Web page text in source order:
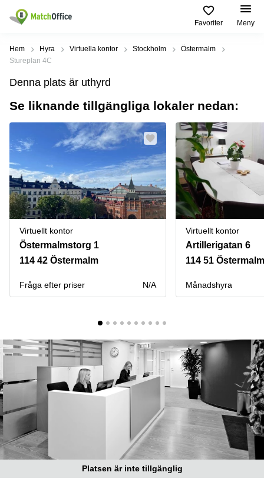
Favoriter Meny
Hyra / hyra ut
Kategorier
Kontor
Kontorshotell
Coworking
space
Lagerlokaler
Industrilokaler
Butikslokaler
Verkstad
Mötesrum
kontor
Populära
Städer
Stockholm
Malmö
Uppsala
Norrköping
Östermalm
Skåne
Vasastan
Populära
sökningar
Kontorshotell
Stockholm
Hyra lokal
Stockholm
Kontorshotell
Göteborg
Coworking
Stockholm
Kontorshotell
Malmö
Coworking
Kontor
Huddinge
Lediga
lokaler
Hisingen
lokaler
Hägersten
Hjälp
Om oss
Bli hyresvärd
Pris
Logga in
Hem Hyra Virtuella kontor Stockholm
Östermalm
Stureplan 4C
Denna plats är uthyrd
Se liknande tillgängliga lokaler nedan:
Virtuellt kontor
Östermalmstorg 1
114 42 Östermalm
Fråga efter priser N/A
Virtuellt kontor
Artillerigatan 6
114 51 Östermalm
Månadshyra
Platsen är inte tillgänglig